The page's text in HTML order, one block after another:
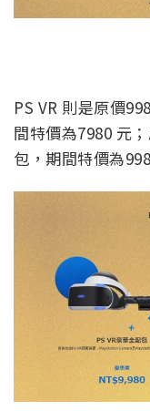
PS VR 則是原價
間特價為7980 元
包，期間特價為